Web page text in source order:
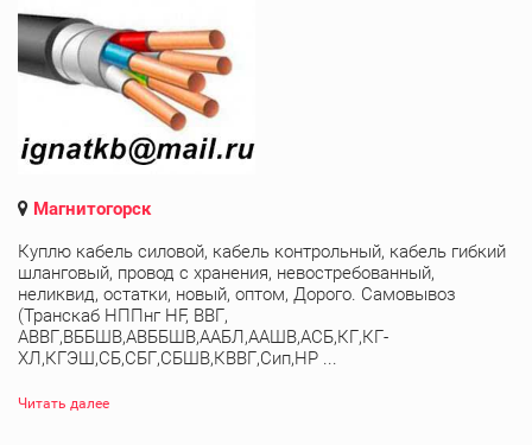
Магнитогорск
Куплю кабель силовой, кабель контрольный, кабель гибкий
шланговый, провод с хранения, невостребованный,
неликвид, остатки, новый, оптом, Дорого. Самовывоз
(Транскаб НППнг HF, ВВГ,
АВВГ,ВББШВ,АВББШВ,ААБЛ,ААШВ,АСБ,КГ,КГ-
ХЛ,КГЭШ,СБ,СБГ,СБШВ,КВВГ,Сип,НР ...
Читать далее